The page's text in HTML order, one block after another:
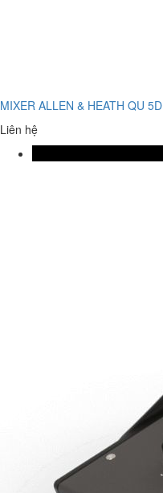
MIXER ALLEN & HEATH QU 5D
Liên hệ